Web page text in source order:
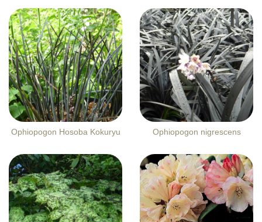
Ophiopogon Hosoba Kokuryu Ophiopogon nigrescens